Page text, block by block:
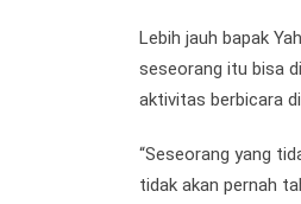
Lebih jauh bapak
seseorang itu bisa
aktivitas berbicara
“Seseorang yang
tidak akan pernah